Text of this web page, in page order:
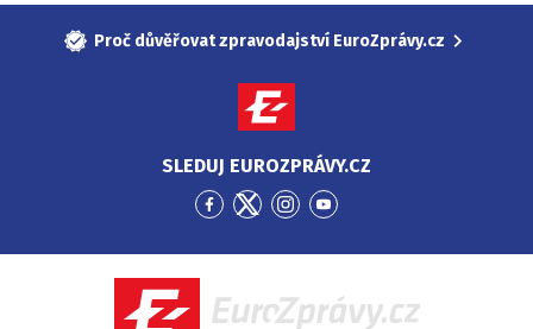
Proč důvěřovat zpravodajství EuroZprávy.cz
SLEDUJ EUROZPRÁVY.CZ
Přejít
Facebook
Přejít
Twitter
Přejít
Instagram
Přejít
YouTube
EuroZprávy.cz